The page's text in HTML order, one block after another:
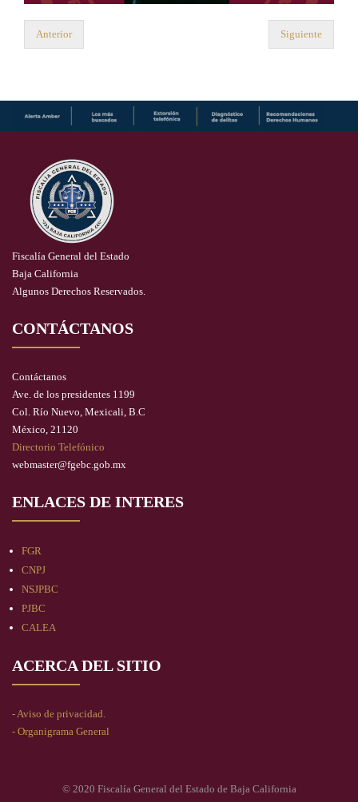
Anterior Siguiente
Fiscalía General del Estado
Baja California
Algunos Derechos Reservados.
CONTÁCTANOS
Contáctanos
Ave. de los presidentes 1199
Col. Río Nuevo, Mexicali, B.C
México, 21120
Directorio Telefónico
webmaster@fgebc.gob.mx
ENLACES DE INTERES
FGR
CNPJ
NSJPBC
PJBC
CALEA
ACERCA DEL SITIO
- Aviso de privacidad.
- Organigrama General
© 2020 Fiscalía General del Estado de Baja California